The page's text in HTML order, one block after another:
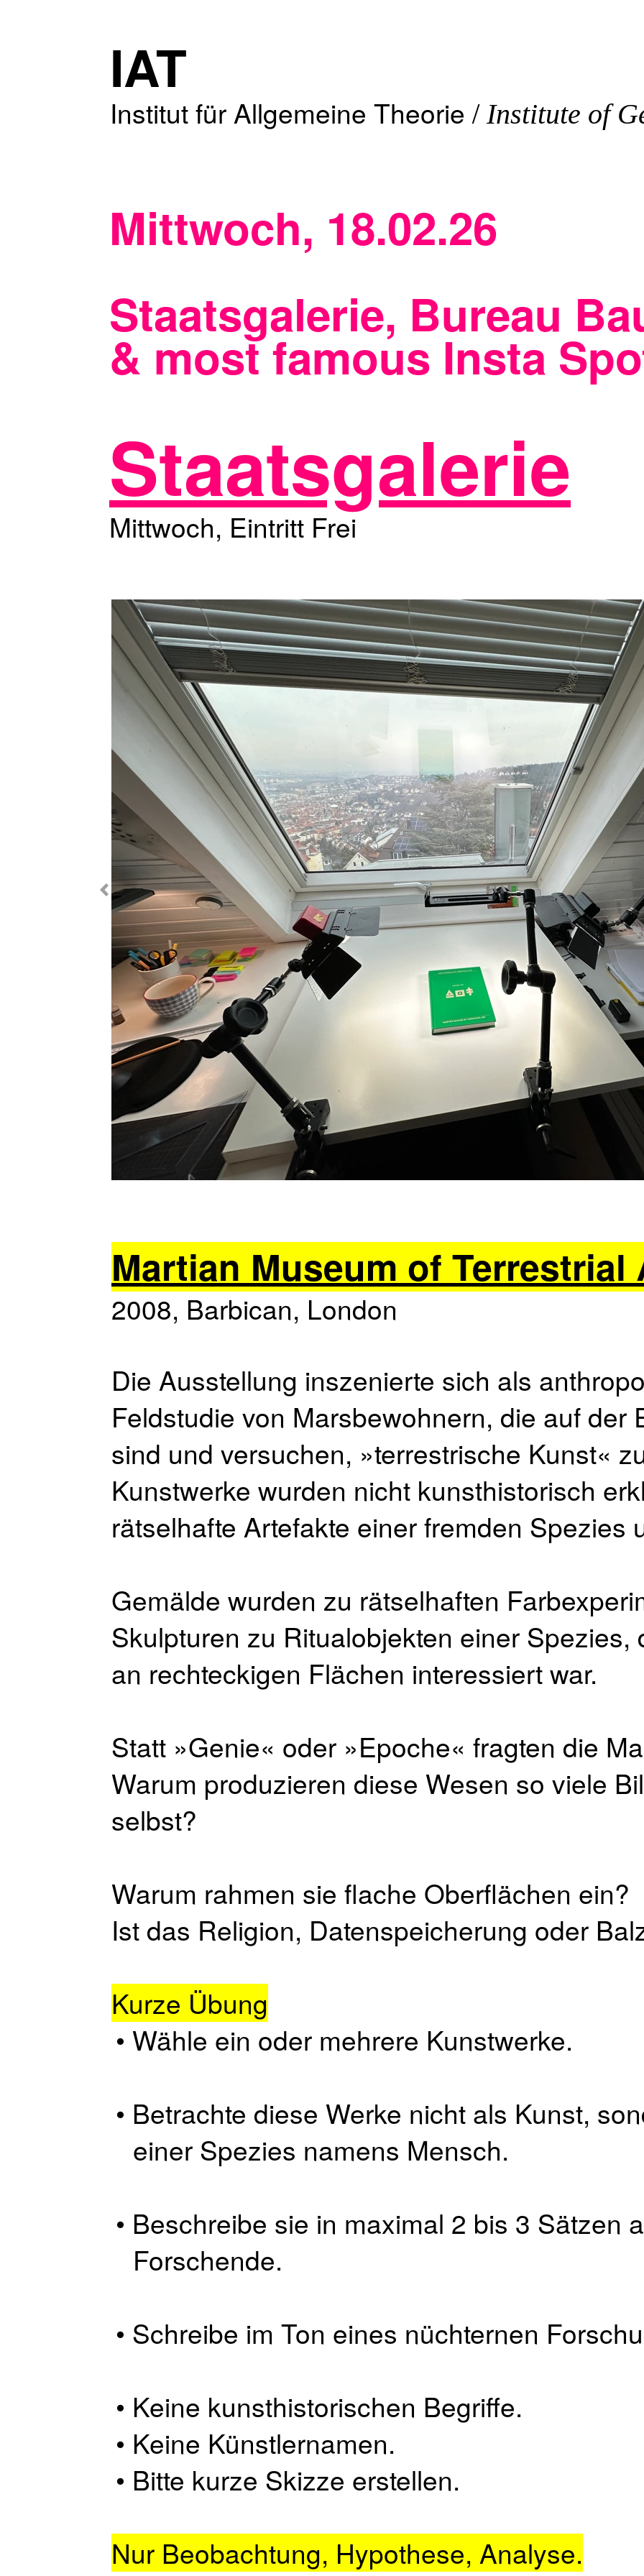
IAT
Institut für Allgemeine Theorie / Institute of
Mittwoch, 18.02.26
Staatsgalerie, Bureau
& most famous Insta
Staatsgalerie
Mittwoch, Eintritt Frei
Martian Museum of Terrestrial
2008, Barbican, London
Die Ausstellung inszenierte sich als
Feldstudie von Marsbewohnern, die auf der
sind und versuchen, »terrestrische Kunst«
Kunstwerke wurden nicht kunsthistorisch
rätselhafte Artefakte einer fremden Spezies
Gemälde wurden zu rätselhaften
Skulpturen zu Ritualobjekten einer Spezies,
an rechteckigen Flächen interessiert war.
Statt »Genie« oder »Epoche« fragten die
Warum produzieren diese Wesen so viele
selbst?
Warum rahmen sie flache Oberflächen ein?
Ist das Religion, Datenspeicherung oder
Kurze Übung
Wähle ein oder mehrere Kunstwerke.
Betrachte diese Werke nicht als Kunst,
einer Spezies namens Mensch.
Beschreibe sie in maximal 2 bis 3 Sätzen
Forschende.
Schreibe im Ton eines nüchternen
Keine kunsthistorischen Begriffe.
Keine Künstlernamen.
Bitte kurze Skizze erstellen.
Nur Beobachtung, Hypothese, Analyse.